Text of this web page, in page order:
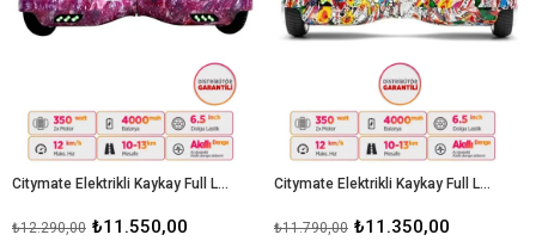
Citymate Elektrikli Kaykay Full Ledli Hoverboard Bluetooth Hoparlörlü 6.5 Inch Çanta Hediyeli D13
₺11.550,00
₺12.290,00
Citymate Elektrikli Kaykay Full Ledli Hoverboard Bluetooth Hoparlörlü 6.5 Inch Çanta Hediyeli D19
₺11.350,00
₺11.790,00